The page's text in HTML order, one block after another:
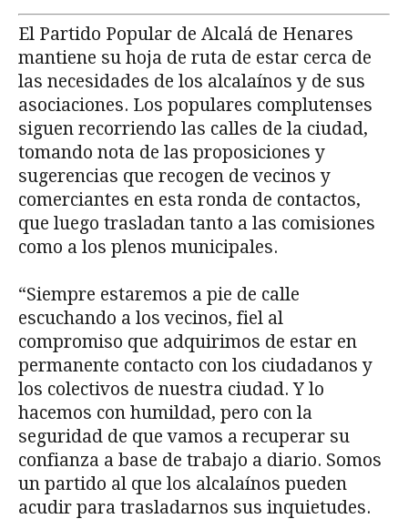
El Partido Popular de Alcalá de Henares
mantiene su hoja de ruta de estar cerca de
las necesidades de los alcalaínos y de sus
asociaciones. Los populares complutenses
siguen recorriendo las calles de la ciudad,
tomando nota de las proposiciones y
sugerencias que recogen de vecinos y
comerciantes en esta ronda de contactos,
que luego trasladan tanto a las comisiones
como a los plenos municipales.
“Siempre estaremos a pie de calle
escuchando a los vecinos, fiel al
compromiso que adquirimos de estar en
permanente contacto con los ciudadanos y
los colectivos de nuestra ciudad. Y lo
hacemos con humildad, pero con la
seguridad de que vamos a recuperar su
confianza a base de trabajo a diario. Somos
un partido al que los alcalaínos pueden
acudir para trasladarnos sus inquietudes.